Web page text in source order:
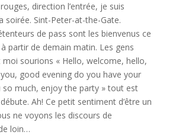
direction l’entrée, je suis
soirée. Sint-Peter-at-the-Gate.
de pass sont les bienvenus ce
partir de demain matin. Les gens
moi sourions « Hello, welcome, hello,
good evening do you have your
so much, enjoy the party » tout est
Ah! Ce petit sentiment d’être un
ne voyons les discours de
loin…